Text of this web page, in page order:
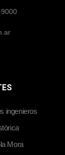
ingenieros
Mora